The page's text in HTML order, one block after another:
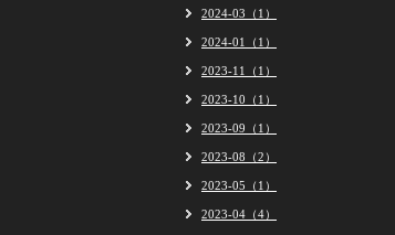
2024-03（1）
2024-01（1）
2023-11（1）
2023-10（1）
2023-09（1）
2023-08（2）
2023-05（1）
2023-04（4）